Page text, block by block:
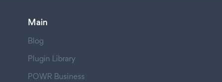
Main
Blog
Plugin Library
POWR Business